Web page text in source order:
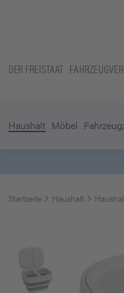
DER FREISTAAT
Haushalt Möbel
Startseite Haushalt